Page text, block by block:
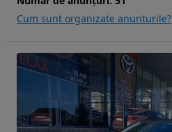
Cum sunt organizate anunturile?